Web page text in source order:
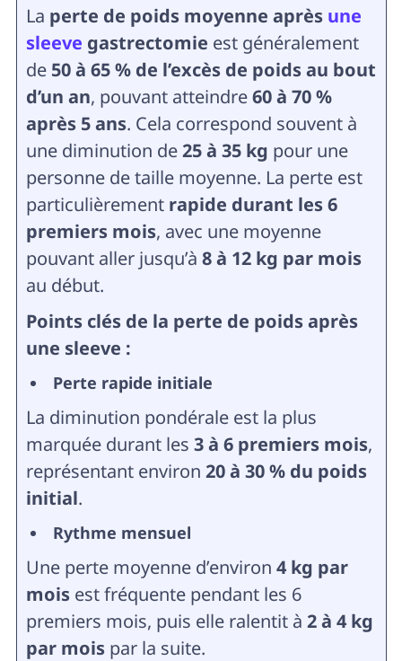
La perte de poids moyenne après une
sleeve gastrectomie est généralement
de 50 à 65 % de l’excès de poids au bout
d’un an, pouvant atteindre60 à 70 %
après 5 ans. Cela correspond souvent à
une diminution de25 à 35 kg pour une
personne de taille moyenne. La perte est
particulièrement rapide durant les 6
premiers mois, avec une moyenne
pouvant aller jusqu’à 8 à 12 kg par mois
au début.
Points clés de la perte de poids après
une sleeve :
Perte rapide initiale
La diminution pondérale est la plus
marquée durant les 3 à 6 premiers mois,
représentant environ 20 à 30 % du poids
initial.
Rythme mensuel
Une perte moyenne d’environ 4 kg par
moisest fréquente pendant les 6
premiers mois, puis elle ralentit à 2 à 4 kg
par moispar la suite.